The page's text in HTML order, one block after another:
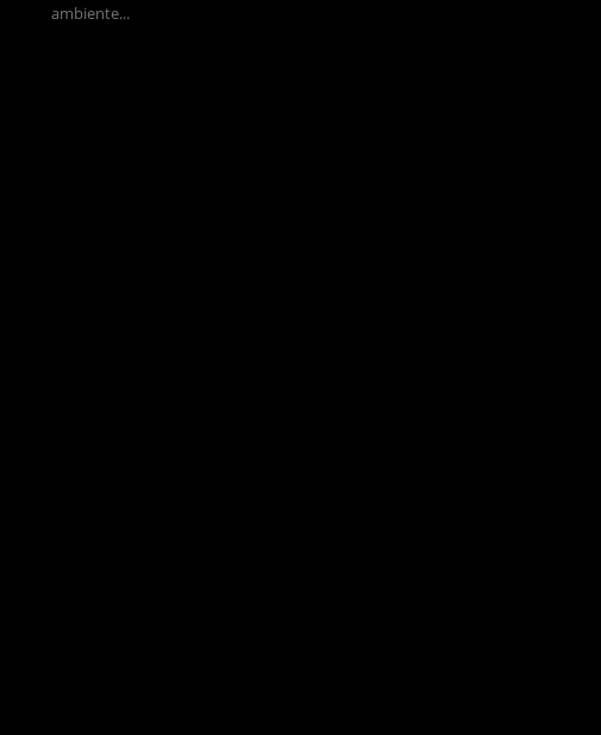
ambiente...